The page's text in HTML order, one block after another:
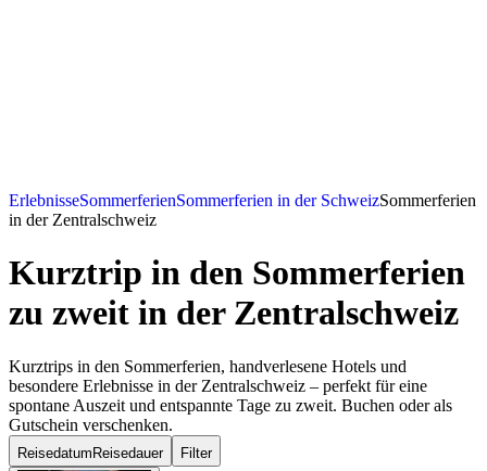
ErlebnisseSommerferienSommerferien in der SchweizSommerferien
in der Zentralschweiz
Kurztrip in den Sommerferien
zu zweit in der Zentralschweiz
Kurztrips in den Sommerferien, handverlesene Hotels und
besondere Erlebnisse in der Zentralschweiz – perfekt für eine
spontane Auszeit und entspannte Tage zu zweit. Buchen oder als
Gutschein verschenken.
Reisedatum Reisedauer Filter